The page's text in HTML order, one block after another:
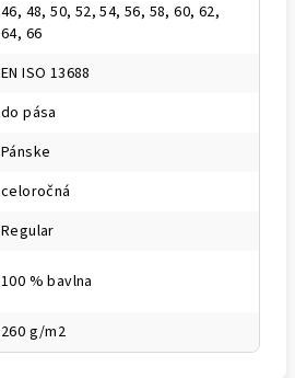
46, 48, 50, 52, 54, 56, 58, 60, 62,
64, 66
EN ISO 13688
do pása
Pánske
celoročná
Regular
100 % bavlna
260 g/m2